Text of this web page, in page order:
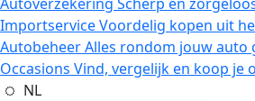
ImportserviceVoordelig kopen uit
AutobeheerAlles rondom jouw auto
Occasions Vind, vergelijk en koop je
NL